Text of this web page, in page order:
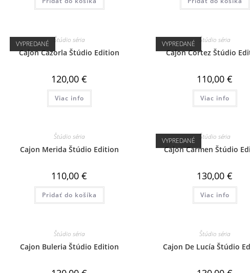
VYPREDANÉ Štúdio séria
Cajon Cazorla Štúdio Edition
120,00€
Viac info
VYPREDANÉ Štúdio séria
Cajon Cortez Štúdio
110,00€
Viac info
Štúdio séria
Cajon Merida Štúdio Edition
110,00€
Pridať do košíka
VYPREDANÉ Štúdio séria
Cajon Carmen Štúdio
130,00€
Viac info
Štúdio séria
Cajon Buleria Štúdio Edition
Štúdio séria
Cajon De Lucía Štúdio